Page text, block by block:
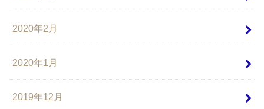
2020年2月
2020年1月
2019年12月